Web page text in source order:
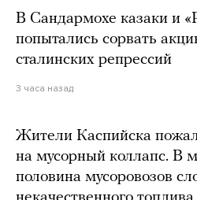
В Сандармохе казаки и
попытались сорвать
сталинских репрессий
3 часа назад
Жители Каспийска
на мусорный коллапс. В
половина мусоровозов